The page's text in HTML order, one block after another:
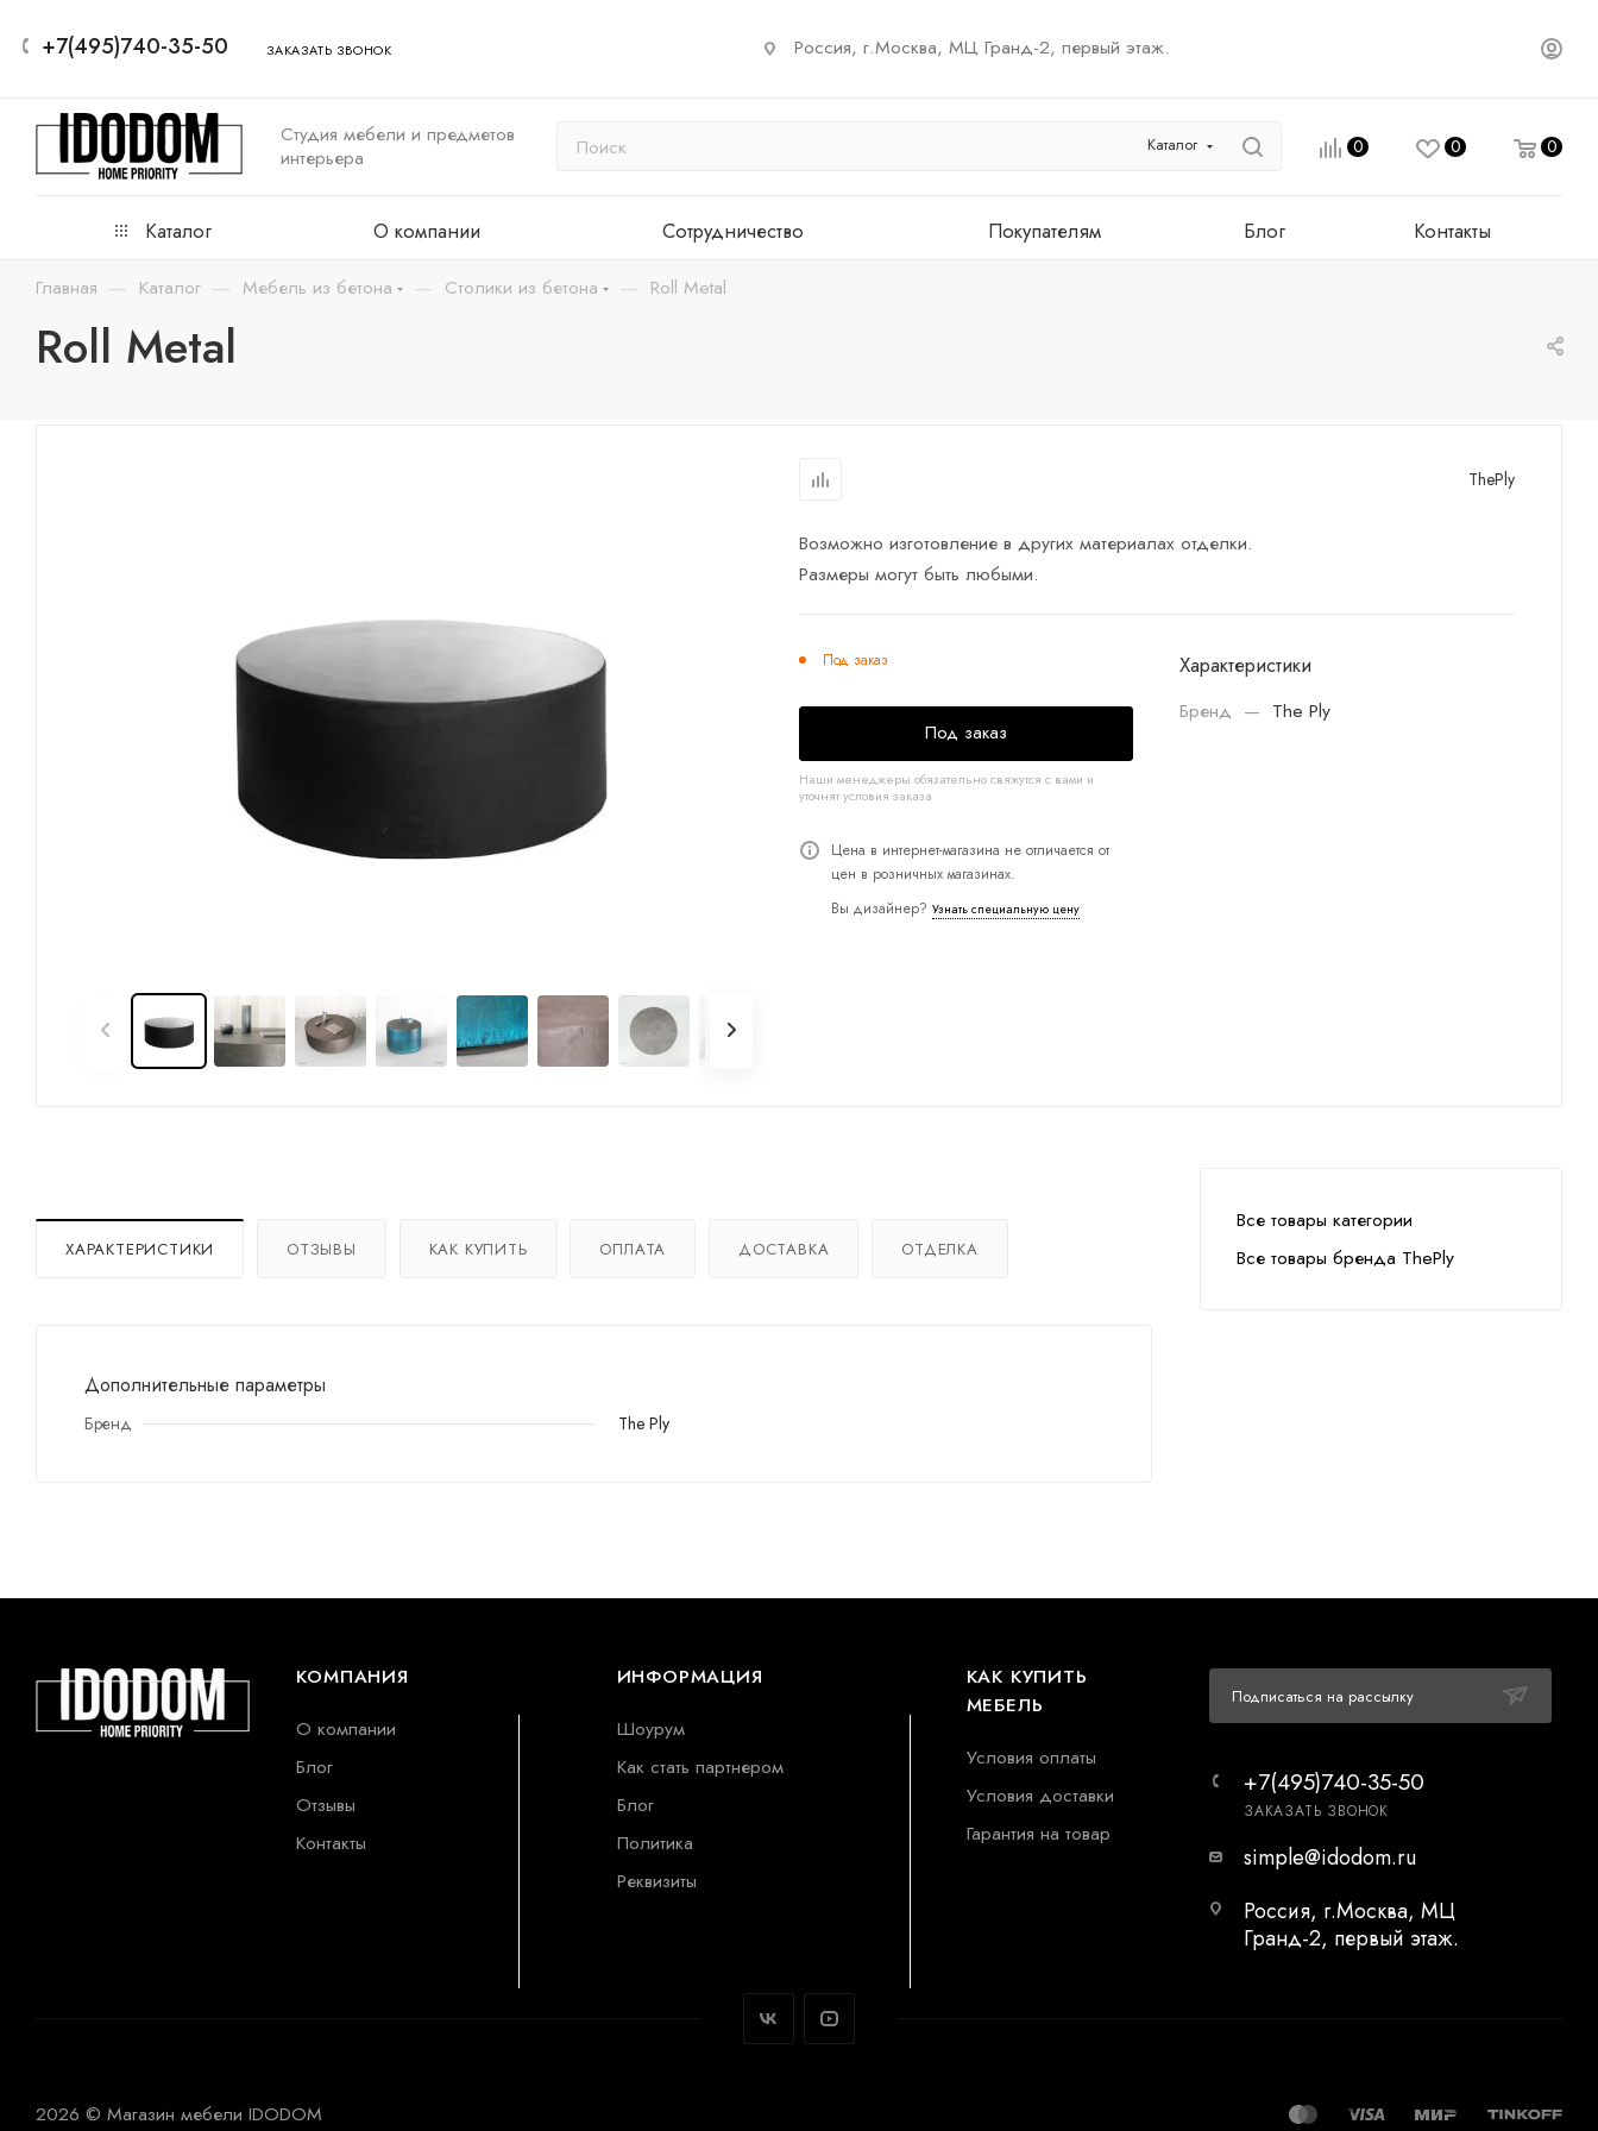
+7(495)740-35-50 ЗАКАЗАТЬ ЗВОНОК Россия, г.Москва, МЦ Гранд-2, первый этаж.
Студия мебели и предметов
интерьера
Каталог 0 0 0
Каталог О компании Сотрудничество Покупателям Блог Контакты
Главная — Каталог — Мебель из бетона — Столики из бетона — Roll Metal
Roll Metal
ThePly
Возможно изготовление в других материалах отделки.
Размеры могут быть любыми.
Под заказ
Под заказ
Наши менеджеры обязательно свяжутся с вами и
уточнят условия заказа
Цена в интернет-магазина не отличается от
цен в розничных магазинах.
Вы дизайнер? Узнать специальную цену
Характеристики
Бренд — The Ply
ХАРАКТЕРИСТИКИ ОТЗЫВЫ КАК КУПИТЬ ОПЛАТА ДОСТАВКА ОТДЕЛКА
Дополнительные параметры
Бренд The Ply
Все товары категории
Все товары бренда ThePly
КОМПАНИЯ
О компании
Блог
Отзывы
Контакты
ИНФОРМАЦИЯ
Шоурум
Как стать партнером
Блог
Политика
Реквизиты
КАК КУПИТЬ
МЕБЕЛЬ
Условия оплаты
Условия доставки
Гарантия на товар
Подписаться на рассылку
+7(495)740-35-50
ЗАКАЗАТЬ ЗВОНОК
simple@idodom.ru
Россия, г.Москва, МЦ
Гранд-2, первый этаж.
2026 © Магазин мебели IDODOM